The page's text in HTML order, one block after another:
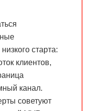
старта:
клиентов,
канал.
советуют